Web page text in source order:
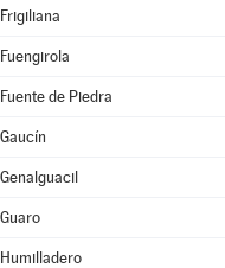
Frigiliana
Fuengirola
Fuente de Piedra
Gaucín
Genalguacil
Guaro
Humilladero